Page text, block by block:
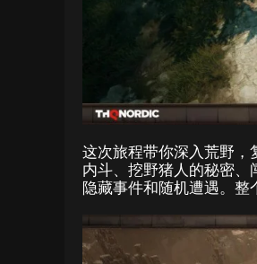
这次旅程带你深入荒野，
内斗、挖野猪人的秘密
隐藏事件和随机遭遇。整